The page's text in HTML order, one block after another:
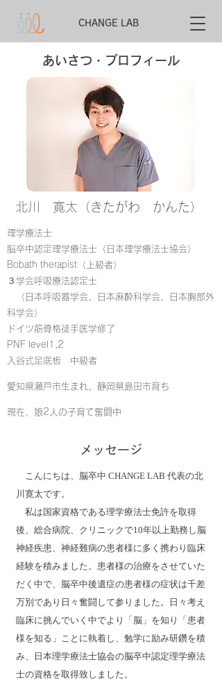
CHANGE LAB
​あいさつ・プロフィール
理学療法士
脳卒中認定理学療法士（日本理学療法士協会）
Bobath therapist（上級者）
３学会呼吸療法認定士
（日本呼吸器学会、日本麻酔科学会、日本胸部外
科学会）
ドイツ筋骨格徒手医学修了
PNF level1,2
入谷式足底板 中級者
愛知県瀬戸市生まれ、静岡県島田市育ち
​現在、娘2人の子育て奮闘中
北川 寛太（きたがわ かんた）
​メッセージ
こんにちは、脳卒中 CHANGE LAB 代表の北
川寛太です。
​ 私は国家資格である理学療法士免許を取得
後、総合病院、クリニックで10年以上勤務し脳
神経疾患、神経難病の患者様に多く携わり臨床
経験を積みました。患者様の治療をさせていた
だく中で、脳卒中後遺症の患者様の症状は千差
万別であり日々奮闘して参りました。日々考え
臨床に挑んでいく中でより「脳」を知り「患者
様を知る」ことに執着し、勉学に励み研鑽を積
み、日本理学療法士協会の脳卒中認定理学療法
士の資格を取得致しました。